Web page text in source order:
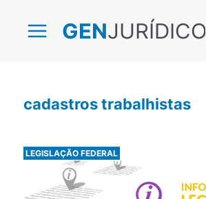
GENJURÍDICO
cadastros trabalhistas
LEGISLAÇÃO FEDERAL